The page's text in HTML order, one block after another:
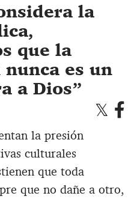
la
que la
es un
a Dios
la presión
culturales
que toda
que no dañe a otro,